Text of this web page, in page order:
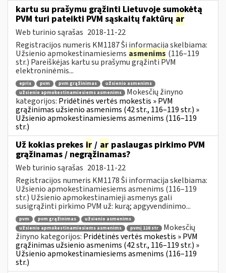
kartu su prašymu grąžinti Lietuvoje sumokėtą
PVM turi pateikti PVM sąskaitų faktūrų ar
Web turinio sąrašas 2018-11-22
Registracijos numeris KM1187 Ši informacija skelbiama:
Užsienio apmokestinamiesiems asmenims (116–119
str.) Pareiškėjas kartu su prašymu grąžinti PVM
elektroninėmis...
epris pvm pvm grąžinimas
užsienio asmenims
užsienio apmokestinamiesiems asmenims
Mokesčių žinyno
kategorijos: Pridėtinės vertės mokestis » PVM
grąžinimas užsienio asmenims (42 str., 116–119 str.) »
Užsienio apmokestinamiesiems asmenims (116–119
str.)
Už kokias prekes ir / ar paslaugas pirkimo PVM
grąžinamas / negrąžinamas?
Web turinio sąrašas 2018-11-22
Registracijos numeris KM1178 Ši informacija skelbiama:
Užsienio apmokestinamiesiems asmenims (116–119
str.) Užsienio apmokestinamieji asmenys gali
susigrąžinti pirkimo PVM už: kurą; apgyvendinimo...
pvm pvm grąžinimas
užsienio asmenims
užsienio apmokestinamiesiems asmenims
pvmį 118 str
Mokesčių
žinyno kategorijos: Pridėtinės vertės mokestis » PVM
grąžinimas užsienio asmenims (42 str., 116–119 str.) »
Užsienio apmokestinamiesiems asmenims (116–119
str.)